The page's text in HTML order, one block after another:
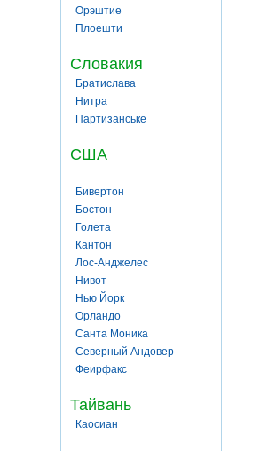
Орэштие
Плоешти
Словакия
Братислава
Нитра
Партизанське
США
Бивертон
Бостон
Голета
Кантон
Лос-Анджелес
Нивот
Нью Йорк
Орландо
Санта Моника
Северный Андовер
Феирфакс
Тайвань
Каосиан